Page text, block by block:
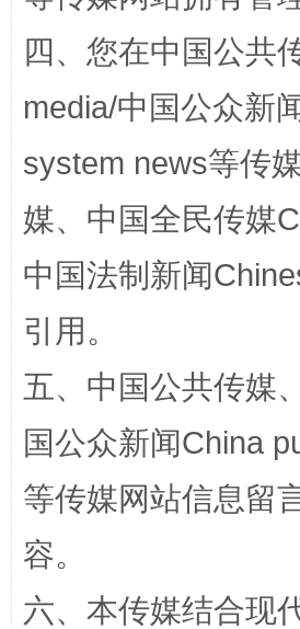
国家大学科技园优化重塑工作
扯下公款旅游的“隐身衣”
四、您在中国公共
media/中国公众新
system news等传
媒、中国全民传媒
中国法制新闻
引用。
五、中国公共传媒
国公众新闻China
等传媒网站信息留
容。
六、本传媒结合现